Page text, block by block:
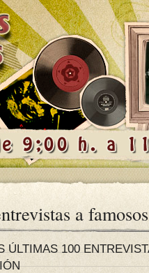
a famosos
ÚLTIMAS 100